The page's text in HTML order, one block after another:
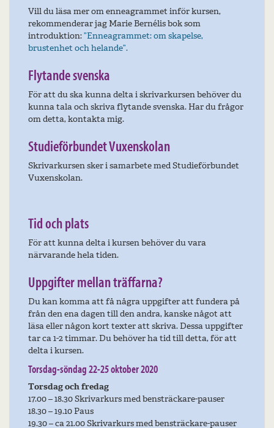
Vill du läsa mer om enneagrammet inför kursen,
rekommenderar jag Marie Bernélis bok som
introduktion:”Enneagrammet: om skapelse,
brustenhet och helande”.
Flytande svenska
För att du ska kunna delta i skrivarkursen behöver du
kunna tala och skriva flytande svenska. Har du frågor
om detta, kontakta mig.
Studieförbundet Vuxenskolan
Skrivarkursen sker i samarbete med Studieförbundet
Vuxenskolan.
Tid och plats
För att kunna delta i kursen behöver du vara
närvarande hela tiden.
Uppgifter mellan träffarna?
Du kan komma att få några uppgifter att fundera på
från den ena dagen till den andra, kanske något att
läsa eller någon kort texter att skriva. Dessa uppgifter
tar ca 1-2 timmar. Du behöver ha tid till detta, för att
delta i kursen.
Torsdag-söndag 22-25 oktober 2020
Torsdag och fredag
17.00 – 18.30 Skrivarkurs med bensträckare-pauser
18.30 – 19.10 Paus
19.30 – ca 21.00 Skrivarkurs med bensträckare-pauser